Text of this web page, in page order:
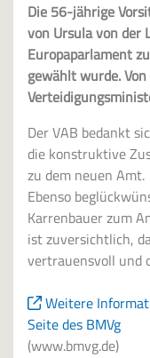
Die 56-jährige
von Ursula von der
Europaparlament
gewählt wurde.
Der VAB bedankt
die konstruktive
zu dem neuen Amt.
Ebenso
Karrenbauer zum
ist zuversichtlich,
vertrauensvoll und
Weitere
Seite des BMVg
(www.bmvg.de)